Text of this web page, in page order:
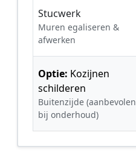
Stucwerk
Muren egaliseren &
afwerken
Optie: Kozijnen
schilderen
Buitenzijde (aanbevolen
bij onderhoud)